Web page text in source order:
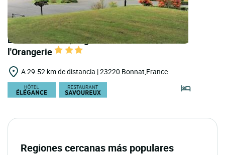
LOGIS HOTELS | Logis Hôtel Domaine de
l'Orangerie
A 29.52 km de distancia | 23220 Bonnat,France
Regiones cercanas más populares